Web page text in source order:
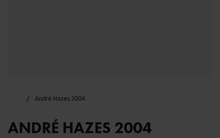
André Hazes 2004
ANDRÉ HAZES 2004